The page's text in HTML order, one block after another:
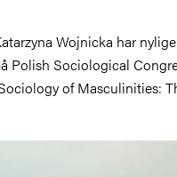
Wojnicka har
Polish Sociological
of Masculinities: